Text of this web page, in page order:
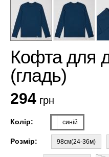
Кофта для
(гладь)
294 грн
Колір: синій
Розмір: 98см(24-36м)